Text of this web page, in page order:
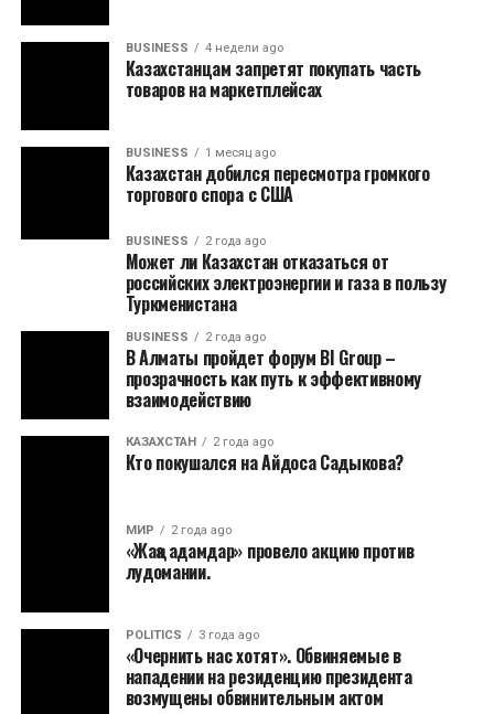
BUSINESS 4 недели ago
Казахстанцам запретят покупать часть
товаров на маркетплейсах
BUSINESS 1 месяц ago
Казахстан добился пересмотра громкого
торгового спора с США
BUSINESS 2 года ago
Может ли Казахстан отказаться от
российских электроэнергии и газа в пользу
Туркменистана
BUSINESS 2 года ago
В Алматы пройдет форум BI Group –
прозрачность как путь к эффективному
взаимодействию
КАЗАХСТАН 2 года ago
Кто покушался на Айдоса Садыкова?
МИР 2 года ago
«Жаңа адамдар» провело акцию против
лудомании.
POLITICS 3 года ago
«Очернить нас хотят». Обвиняемые в
нападении на резиденцию президента
возмущены обвинительным актом